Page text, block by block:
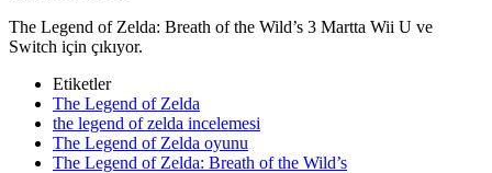
The Legend of Zelda: Breath of the Wild’s 3 Martta Wii U ve
Switch için çıkıyor.
Etiketler
The Legend of Zelda
the legend of zelda incelemesi
The Legend of Zelda oyunu
The Legend of Zelda: Breath of the Wild’s